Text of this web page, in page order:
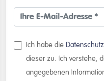
Ich habe die
dieser zu. Ich verstehe,
angegebenen